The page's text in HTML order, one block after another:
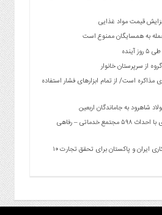
قیمت مواد غذایی
به همسایگان ممنوع است
از سرپرستان خانوار
مذاکره است/ از تمام ابزارهای فشار استفاده
شاهرود به جاماندگان اربعین
توسعه خدمات رفاهی جاده‌ای با احداث ۵۹۸ مجتمع خدماتی – رفاهی
امضای یادداشت تفاهم همکاری ایران و پاکستان برای تحقق تجارت ۱۰